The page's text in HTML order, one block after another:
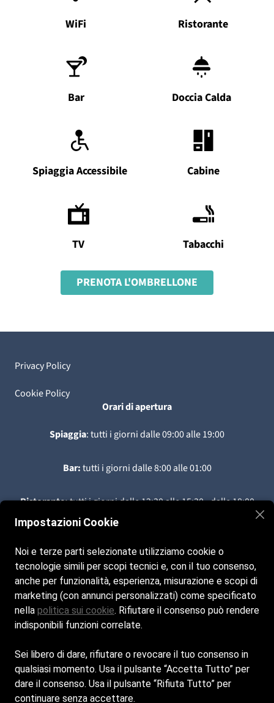
WiFi Ristorante
Bar Doccia Calda
Spiaggia Accessibile Cabine
TV Tabacchi
PRENOTA L'OMBRELLONE
Privacy Policy
Cookie Policy
Orari di apertura
Spiaggia: tutti i giorni dalle 09:00 alle 19:00
Bar:tutti i giorni dalle8:00 alle 01:00
Ristorante:tutti i giorni dalle12:30 alle 15:30 - dalle 18:00
+39 334 8419415
info@ecodelmaresantasevera.it
Seguici sui nostri social
Facebook
Impostazioni Cookie
Noi e terze parti selezionate utilizziamo cookie o
tecnologie simili per scopi tecnici e, con il tuo consenso,
anche per funzionalità, esperienza, misurazione e scopi di
marketing (con annunci personalizzati) come specificato
nella politica sui cookie. Rifiutare il consenso può rendere
indisponibili funzioni correlate.
Sei libero di dare, rifiutare o revocare il tuo consenso in
qualsiasi momento. Usa il pulsante “Accetta Tutto” per
dare il consenso. Usa il pulsante “Rifiuta Tutto” per
continuare senza accettare.